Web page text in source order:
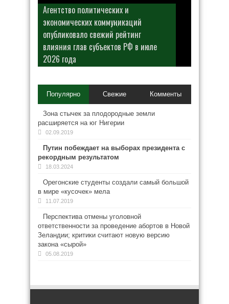
Агентство политических и
экономических коммуникаций
опубликовало свежий рейтинг
влияния глав субъектов РФ в июле
2026 года
Популярно Свежие Комменты
Зона стычек за плодородные земли
расширяется на юг Нигерии
02.09.2019
Путин побеждает на выборах президента с
рекордным результатом
18.03.2024
Орегонские студенты создали самый большой
в мире «кусочек» мела
11.07.2019
Перспектива отмены уголовной
ответственности за проведение абортов в Новой
Зеландии; критики считают новую версию
закона «сырой»
05.08.2019